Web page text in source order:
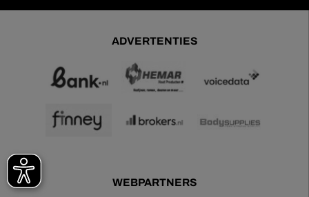
ADVERTENTIES
WEBPARTNERS